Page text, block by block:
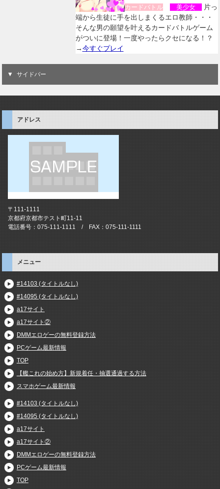
カードバトル 美少女
片っ
端から生徒に手を出しまくるエロ教師・・・
そんな男の願望を叶えるカードバトルゲーム
がついに登場！一度やったらクセになる！？
→今すぐプレイ
サイドバー
アドレス
〒111-1111
京都府京都市テスト町11-11
電話番号：075-111-1111 / FAX：075-111-1111
メニュー
#14103 (タイトルなし)
#14095 (タイトルなし)
a17サイト
a17サイト②
DMMエロゲーの無料登録方法
PCゲーム最新情報
TOP
【艦これの始め方】新規着任・抽選通過する方法
スマホゲーム最新情報
#14103 (タイトルなし)
#14095 (タイトルなし)
a17サイト
a17サイト②
DMMエロゲーの無料登録方法
PCゲーム最新情報
TOP